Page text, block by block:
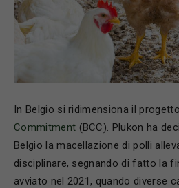
In Belgio si ridimensiona il
Commitment (BCC). Plukon ha
Belgio la macellazione di polli
disciplinare, segnando di fatto la
avviato nel 2021, quando diverse